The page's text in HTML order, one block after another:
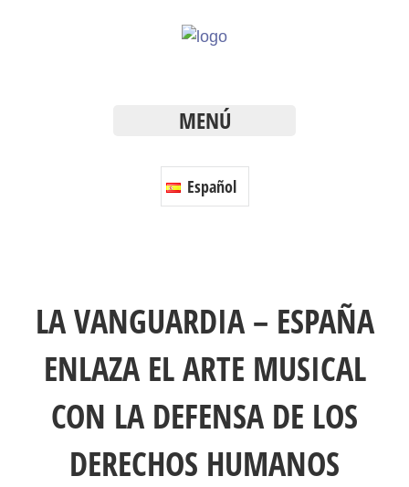
MENÚ
Español
LA VANGUARDIA – ESPAÑA
ENLAZA EL ARTE MUSICAL
CON LA DEFENSA DE LOS
DERECHOS HUMANOS